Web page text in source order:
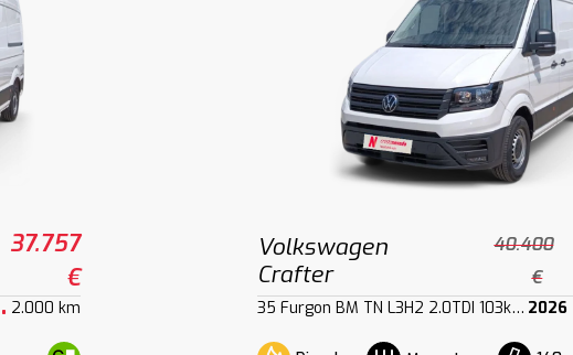
37.757
€
2.000 km
Volkswagen
Crafter
40.400
€
35 Furgon BM TN L3H2 2.0TDI 103kW140CV 2026